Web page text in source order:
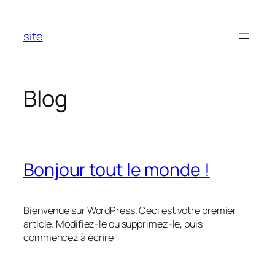
contenu
site
Blog
Bonjour tout le monde !
Bienvenue sur WordPress. Ceci est votre premier
article. Modifiez-le ou supprimez-le, puis
commencez à écrire !